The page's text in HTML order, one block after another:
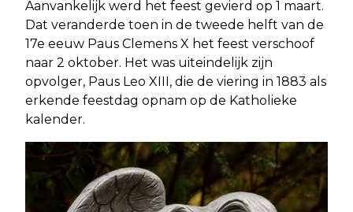
Aanvankelijk werd het feest gevierd op 1 maart.
Dat veranderde toen in de tweede helft van de
17e eeuw Paus Clemens X het feest verschoof
naar 2 oktober. Het was uiteindelijk zijn
opvolger, Paus Leo XIII, die de viering in 1883 als
erkende feestdag opnam op de Katholieke
kalender.